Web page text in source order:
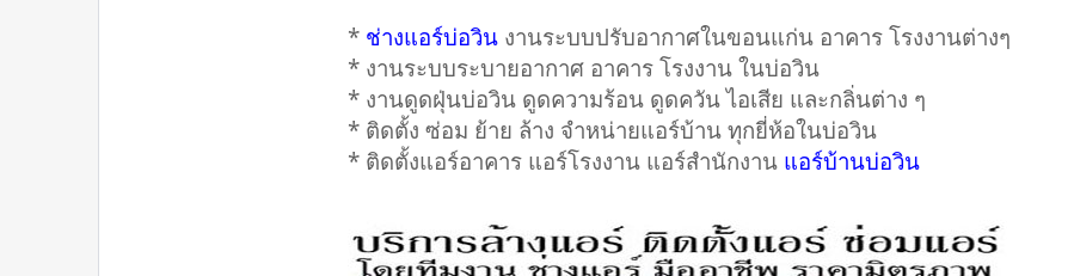
* ช่างแอร์บ่อวิน งานระบบปรับอากาศในขอนแก่น อาคาร โรงงานต่างๆ
* งานระบบระบายอากาศ อาคาร โรงงาน ในบ่อวิน
* งานดูดฝุ่นบ่อวิน ดูดความร้อน ดูดควัน ไอเสีย และกลิ่นต่าง ๆ
* ติดตั้ง ซ่อม ย้าย ล้าง จำหน่ายแอร์บ้าน ทุกยี่ห้อในบ่อวิน
* ติดตั้งแอร์อาคาร แอร์โรงงาน แอร์สำนักงาน แอร์บ้านบ่อวิน